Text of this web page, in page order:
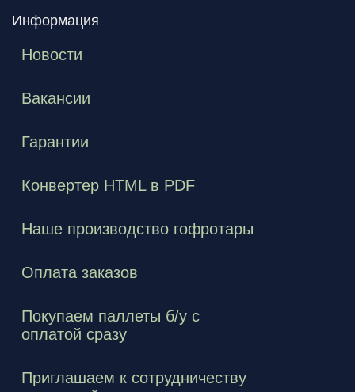
Информация
Новости
Вакансии
Гарантии
Конвертер HTML в PDF
Наше производство гофротары
Оплата заказов
Покупаем паллеты б/у с
оплатой сразу
Приглашаем к сотрудничеству